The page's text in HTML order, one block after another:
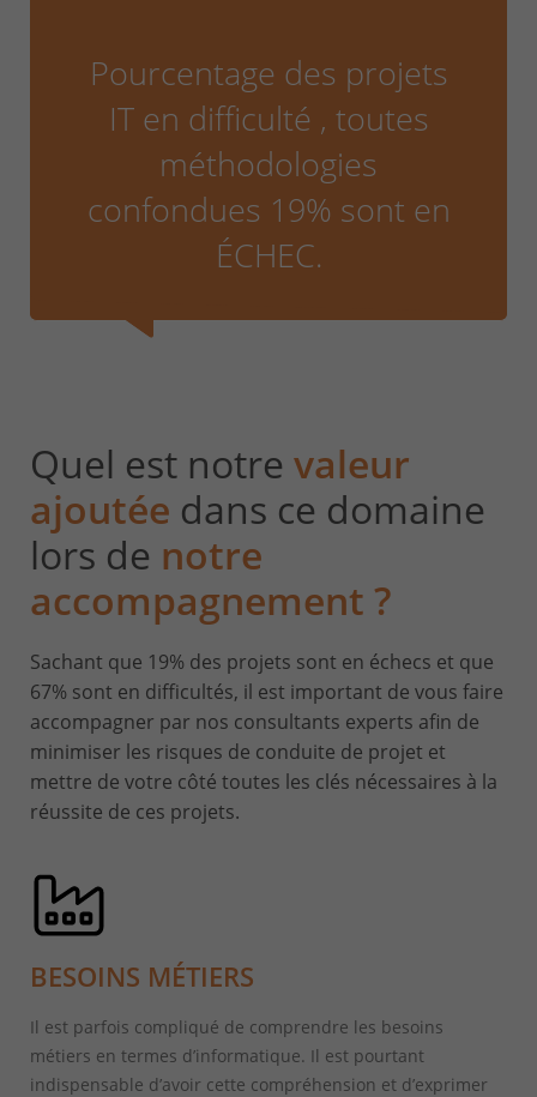
Pourcentage des projets
IT en difficulté , toutes
méthodologies
confondues 19% sont en
ÉCHEC.
Quel est notre valeur
ajoutée dans ce domaine
lors de notre
accompagnement ?
Sachant que 19% des projets sont en échecs et que
67% sont en difficultés, il est important de vous faire
accompagner par nos consultants experts afin de
minimiser les risques de conduite de projet et
mettre de votre côté toutes les clés nécessaires à la
réussite de ces projets.
BESOINS MÉTIERS
Il est parfois compliqué de comprendre les besoins
métiers en termes d’informatique. Il est pourtant
indispensable d’avoir cette compréhension et d’exprimer